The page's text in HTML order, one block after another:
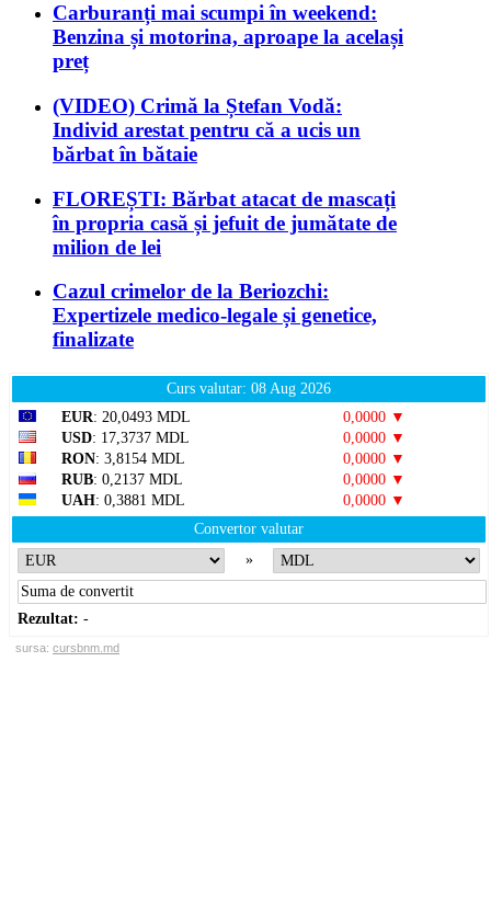
Carburanți mai scumpi în weekend:
Benzina și motorina, aproape la același
preț
(VIDEO) Crimă la Ștefan Vodă:
Individ arestat pentru că a ucis un
bărbat în bătaie
FLOREȘTI: Bărbat atacat de mascați
în propria casă și jefuit de jumătate de
milion de lei
Cazul crimelor de la Beriozchi:
Expertizele medico-legale și genetice,
finalizate
Curs valutar: 08 Aug 2026
EUR: 20,0493 MDL
0,0000 ▼
USD: 17,3737 MDL
0,0000 ▼
RON: 3,8154 MDL
0,0000 ▼
RUB: 0,2137 MDL
0,0000 ▼
UAH: 0,3881 MDL
0,0000 ▼
Convertor valutar
»
Rezultat: -
sursa: cursbnm.md